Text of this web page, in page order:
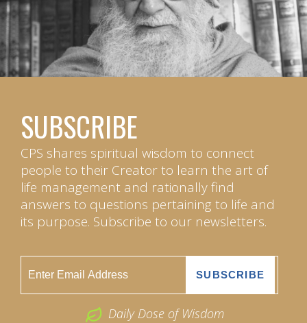
SUBSCRIBE
CPS shares spiritual wisdom to connect
people to their Creator to learn the art of
life management and rationally find
answers to questions pertaining to life and
its purpose. Subscribe to our newsletters.
Daily Dose of Wisdom